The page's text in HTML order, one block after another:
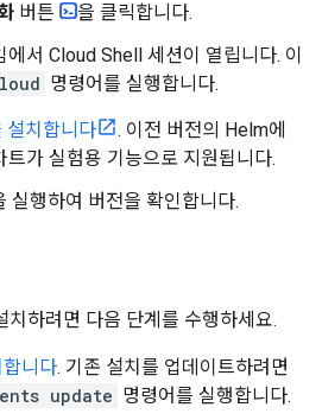
버튼
을 클릭합니다.
에서 Cloud Shell 세션이 열립니다. 이
명령어를 실행합니다.
설치합니다
. 이전 버전의 Helm에
트가 실험용 기능으로 지원됩니다.
실행하여 버전을 확인합니다.
하려면 다음 단계를 수행하세요.
니다. 기존 설치를 업데이트하려면
update 명령어를 실행합니다.